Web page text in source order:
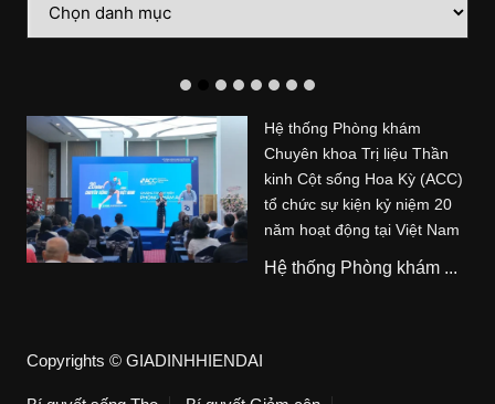
mục
Hệ thống Phòng khám
Chuyên khoa Trị liệu Thần
kinh Cột sống Hoa Kỳ (ACC)
tổ chức sự kiện kỷ niệm 20
năm hoạt động tại Việt Nam
Hệ thống Phòng khám ...
Copyrights © GIADINHHIENDAI